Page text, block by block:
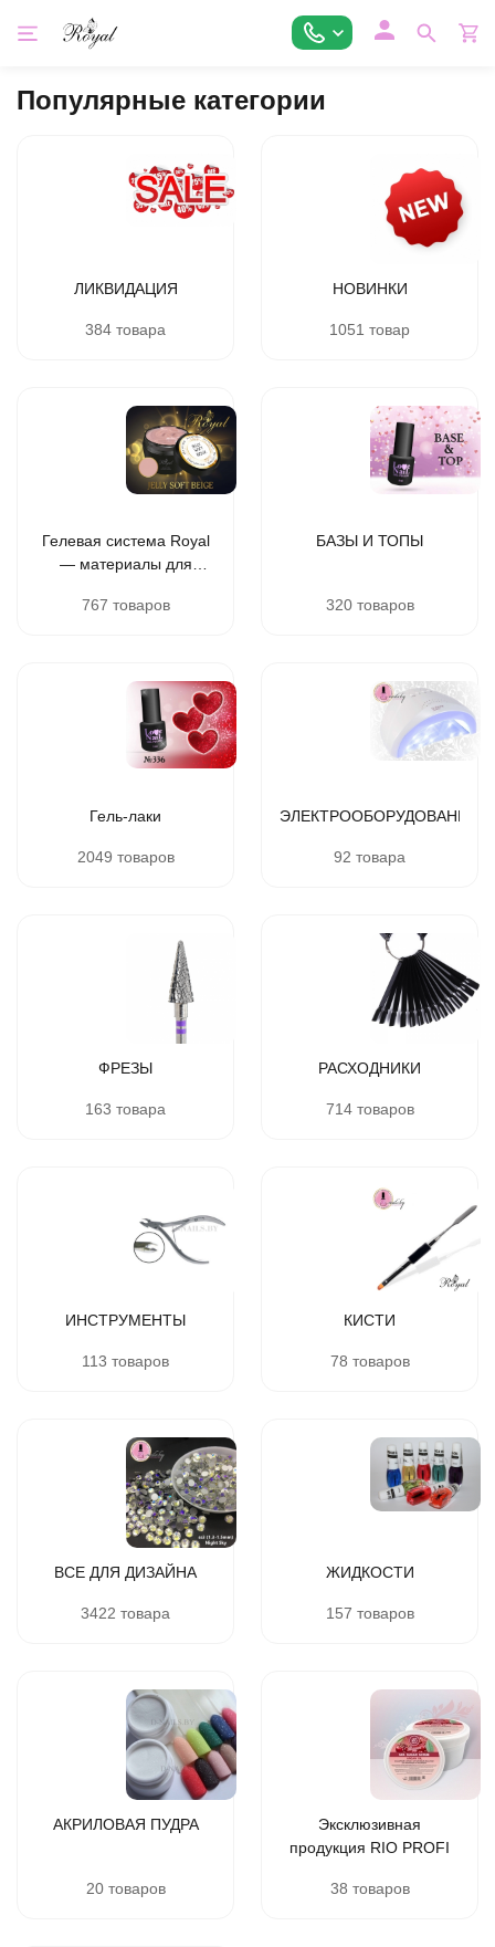
Популярные категории
ЛИКВИДАЦИЯ
384 товара
НОВИНКИ
1051 товар
Гелевая система Royal
— материалы для
ногтей
767 товаров
БАЗЫ И ТОПЫ
320 товаров
Гель-лаки
2049 товаров
ЭЛЕКТРООБОРУДОВАНИЕ
92 товара
ФРЕЗЫ
163 товара
РАСХОДНИКИ
714 товаров
ИНСТРУМЕНТЫ
113 товаров
КИСТИ
78 товаров
ВСЕ ДЛЯ ДИЗАЙНА
3422 товара
ЖИДКОСТИ
157 товаров
АКРИЛОВАЯ ПУДРА
20 товаров
Эксклюзивная
продукция RIO PROFI
38 товаров